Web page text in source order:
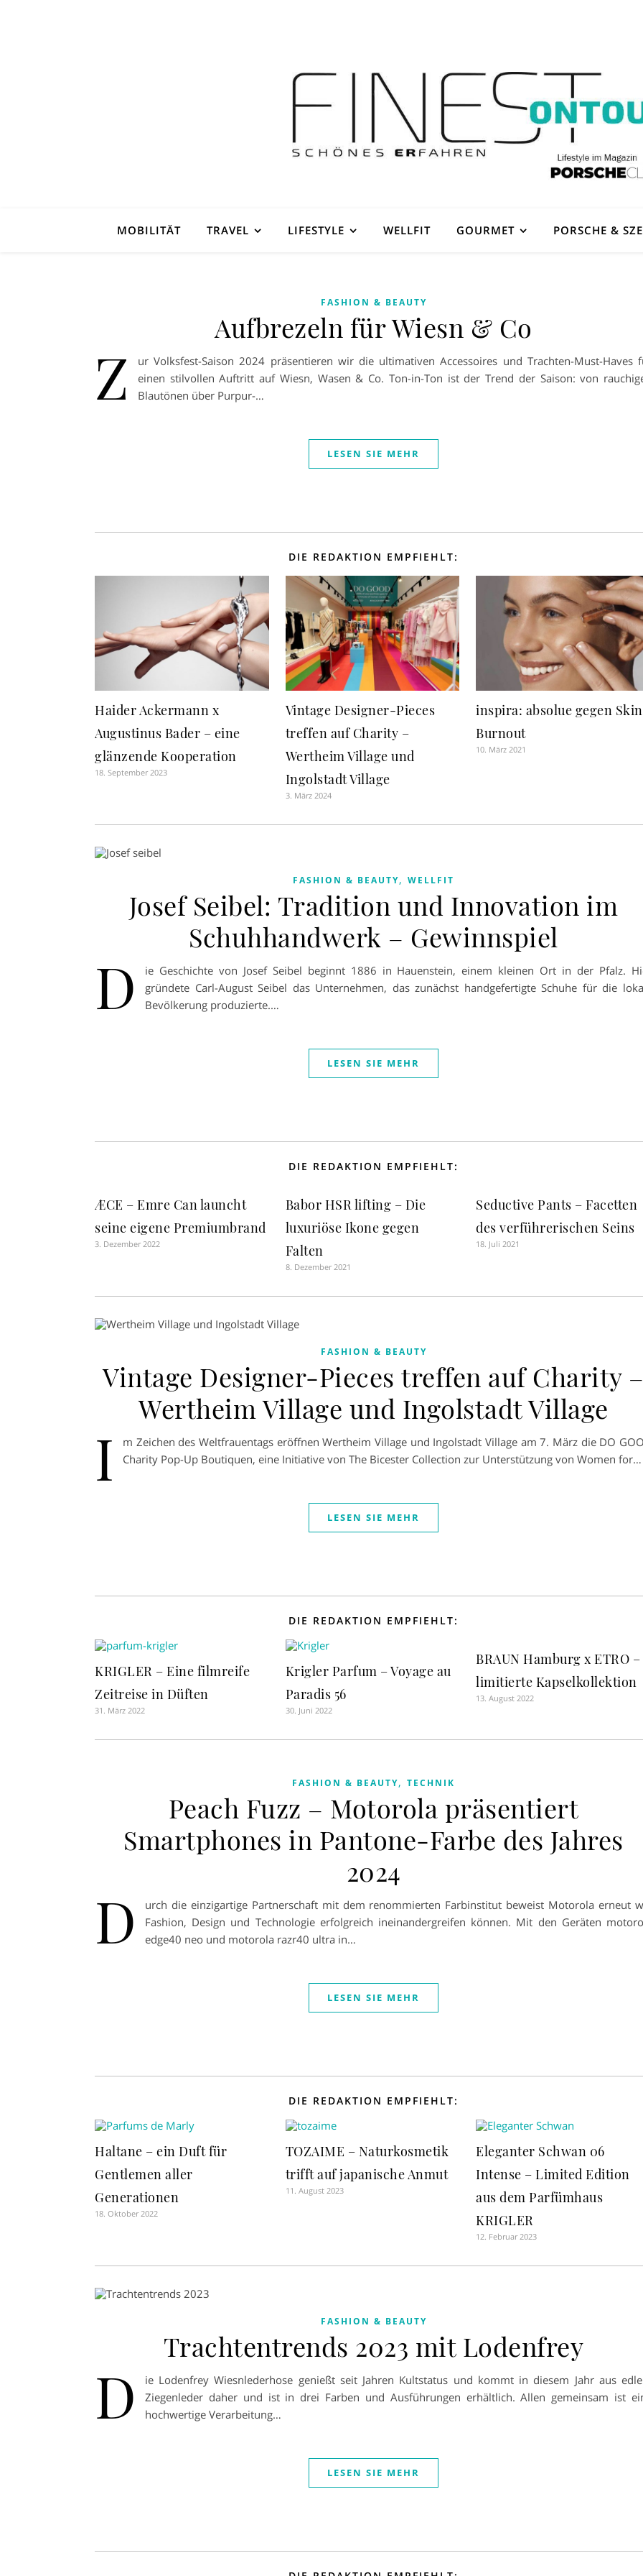
MOBILITÄT TRAVEL LIFESTYLE WELLFIT GOURMET PORSCHE &
FASHION & BEAUTY
Aufbrezeln für Wiesn & Co
Z
ur Volksfest-Saison 2024 präsentieren wir die ultimativen Accessoires und Trachten-Must-Haves
einen stilvollen Auftritt auf Wiesn, Wasen & Co. Ton-in-Ton ist der Trend der Saison: von
Blautönen über Purpur-…
LESEN SIE MEHR
DIE REDAKTION EMPFIEHLT:
Haider Ackermann x
Augustinus Bader – eine
glänzende Kooperation
18. September 2023
Vintage Designer-Pieces
treffen auf Charity –
Wertheim Village und
Ingolstadt Village
3. März 2024
inspira: absolue gegen Skin
Burnout
10. März 2021
FASHION & BEAUTY, WELLFIT
Josef Seibel: Tradition und Innovation im
Schuhhandwerk – Gewinnspiel
D
ie Geschichte von Josef Seibel beginnt 1886 in Hauenstein, einem kleinen Ort in der Pfalz.
gründete Carl-August Seibel das Unternehmen, das zunächst handgefertigte Schuhe für die
Bevölkerung produzierte.…
LESEN SIE MEHR
DIE REDAKTION EMPFIEHLT:
ÆCE – Emre Can launcht
seine eigene Premiumbrand
3. Dezember 2022
Babor HSR lifting – Die
luxuriöse Ikone gegen
Falten
8. Dezember 2021
Seductive Pants – Facetten
des verführerischen Seins
18. Juli 2021
FASHION & BEAUTY
Vintage Designer-Pieces treffen auf Charity –
Wertheim Village und Ingolstadt Village
I
m Zeichen des Weltfrauentags eröffnen Wertheim Village und Ingolstadt Village am 7. März die DO
Charity Pop-Up Boutiquen, eine Initiative von The Bicester Collection zur Unterstützung von Women for…
LESEN SIE MEHR
DIE REDAKTION EMPFIEHLT:
KRIGLER – Eine filmreife
Zeitreise in Düften
31. März 2022
Krigler Parfum – Voyage au
Paradis 56
30. Juni 2022
BRAUN Hamburg x ETRO –
limitierte Kapselkollektion
13. August 2022
FASHION & BEAUTY, TECHNIK
Peach Fuzz – Motorola präsentiert
Smartphones in Pantone-Farbe des Jahres
2024
D
urch die einzigartige Partnerschaft mit dem renommierten Farbinstitut beweist Motorola erneut
Fashion, Design und Technologie erfolgreich ineinandergreifen können. Mit den Geräten
edge40 neo und motorola razr40 ultra in…
LESEN SIE MEHR
DIE REDAKTION EMPFIEHLT:
Haltane – ein Duft für
Gentlemen aller
Generationen
18. Oktober 2022
TOZAIME – Naturkosmetik
trifft auf japanische Anmut
11. August 2023
Eleganter Schwan 06
Intense – Limited Edition
aus dem Parfümhaus
KRIGLER
12. Februar 2023
FASHION & BEAUTY
Trachtentrends 2023 mit Lodenfrey
D
ie Lodenfrey Wiesnlederhose genießt seit Jahren Kultstatus und kommt in diesem Jahr aus
Ziegenleder daher und ist in drei Farben und Ausführungen erhältlich. Allen gemeinsam ist
hochwertige Verarbeitung…
LESEN SIE MEHR